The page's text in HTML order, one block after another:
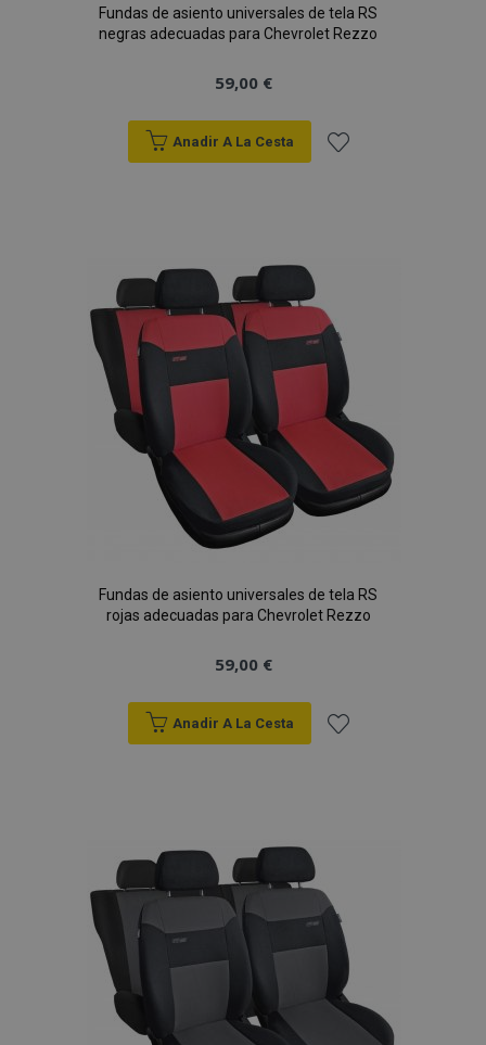
Fundas de asiento universales de tela RS
negras adecuadas para Chevrolet Rezzo
59,00 €
Anadir A La Cesta
de
Deseos
Fundas de asiento universales de tela RS
rojas adecuadas para Chevrolet Rezzo
59,00 €
Anadir A La Cesta
de
Deseos